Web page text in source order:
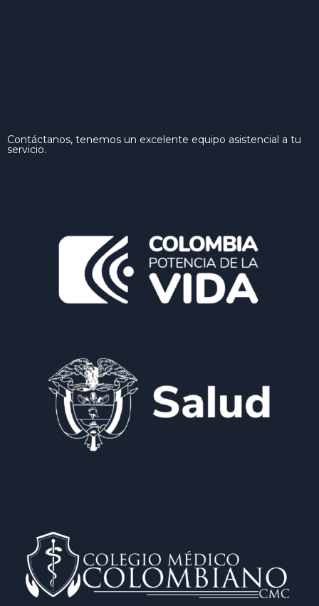
Contáctanos, tenemos un excelente equipo asistencial a tu
servicio.